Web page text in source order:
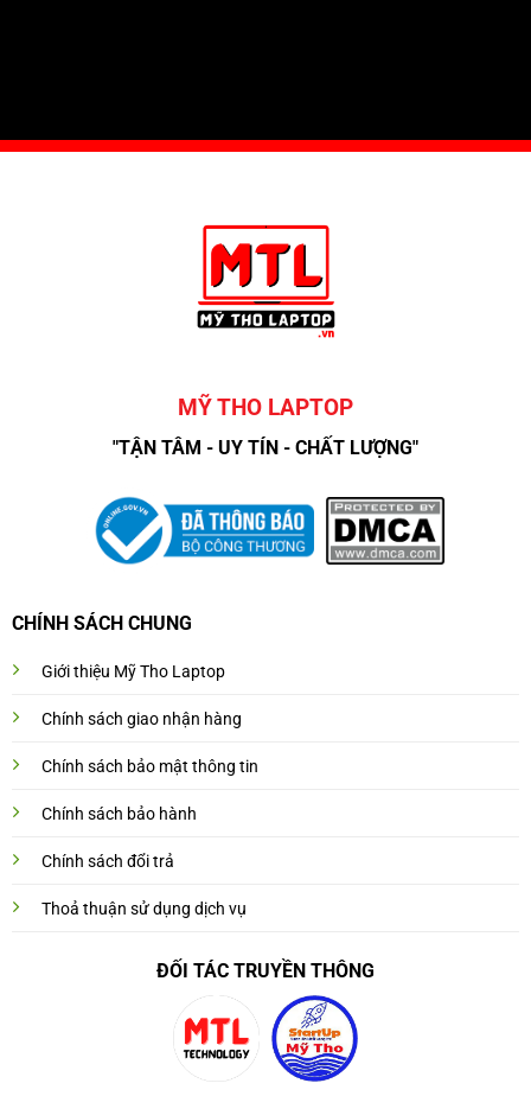
MỸ THO LAPTOP
"TẬN TÂM - UY TÍN - CHẤT LƯỢNG"
CHÍNH SÁCH CHUNG
Giới thiệu Mỹ Tho Laptop
Chính sách giao nhận hàng
Chính sách bảo mật thông tin
Chính sách bảo hành
Chính sách đổi trả
Thoả thuận sử dụng dịch vụ
ĐỐI TÁC TRUYỀN THÔNG